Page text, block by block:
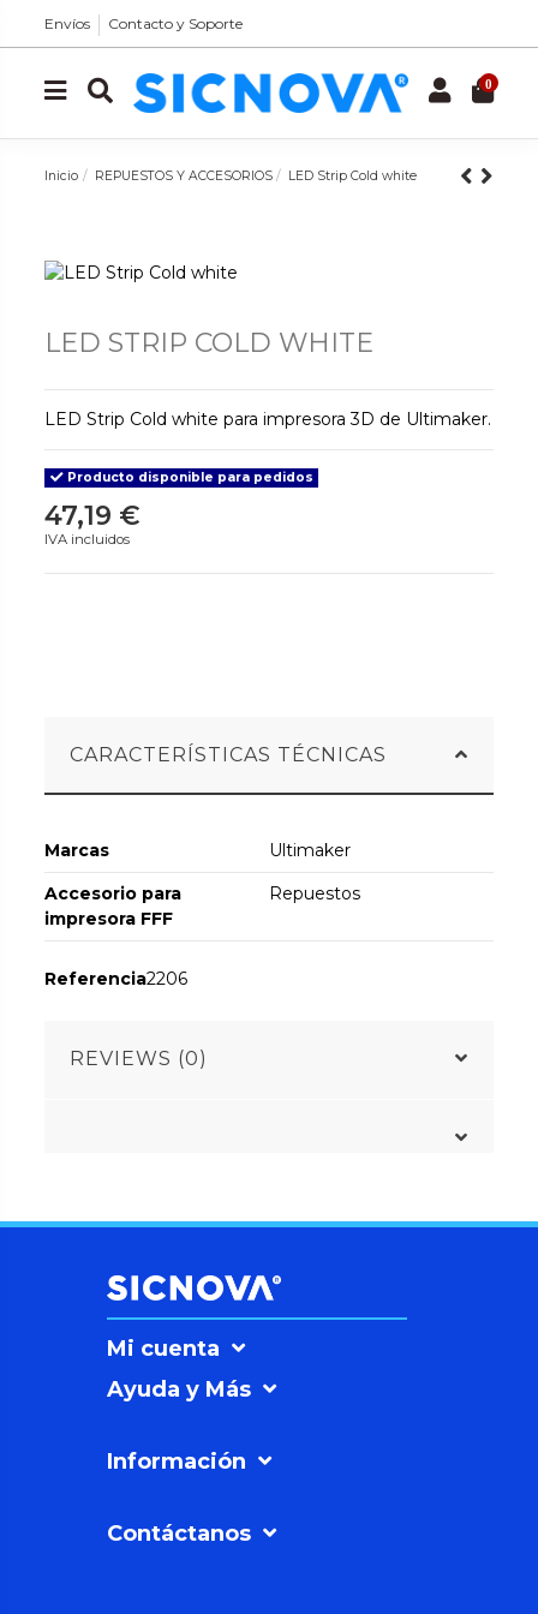
Envíos Contacto y Soporte
0
Inicio REPUESTOS Y ACCESORIOS LED Strip Cold white
LED STRIP COLD WHITE
LED Strip Cold white para impresora 3D de Ultimaker.
Producto disponible para pedidos
47,19 €
IVA incluidos
CARACTERÍSTICAS TÉCNICAS
Marcas
Ultimaker
Accesorio para
impresora FFF
Repuestos
Referencia2206
REVIEWS (0)
Mi cuenta
Ayuda y Más
Información
Contáctanos